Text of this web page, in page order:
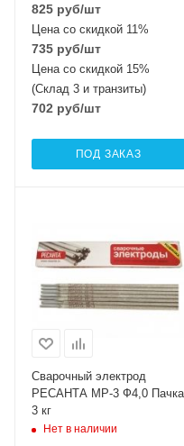
825 руб/шт
Цена со скидкой 11%
735 руб/шт
Цена со скидкой 15%
(Склад 3 и транзиты)
702 руб/шт
ПОД ЗАКАЗ
Сварочный электрод
РЕСАНТА МР-3 Ф4,0 Пачка
3 кг
Нет в наличии